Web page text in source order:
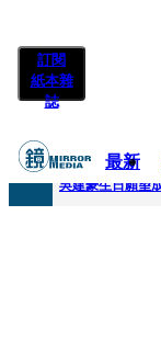
訂閱
紙本雜
誌
最新
快訊